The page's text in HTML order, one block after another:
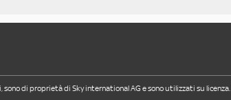
di proprietà di Sky international AG e sono utilizzati su licenza.